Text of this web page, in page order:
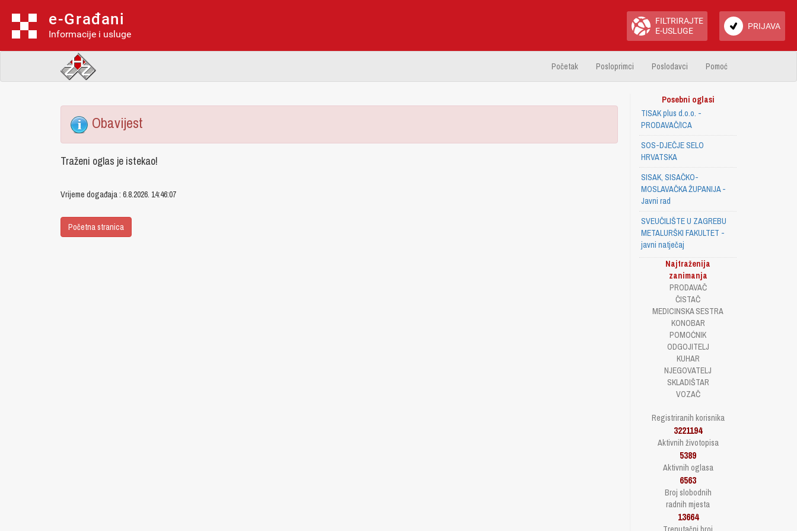
e-Građani
Informacije i usluge
FILTRIRAJTE
E-USLUGE
PRIJAVA
Početak Posloprimci Poslodavci Pomoć
Obavijest
Traženi oglas je istekao!
Vrijeme događaja : 6.8.2026. 14:46:07
Početna stranica
Posebni oglasi
TISAK plus d.o.o. -
PRODAVAČ/ICA
SOS-DJEČJE SELO
HRVATSKA
SISAK, SISAČKO-
MOSLAVAČKA ŽUPANIJA -
Javni rad
SVEUČILIŠTE U ZAGREBU
METALURŠKI FAKULTET -
javni natječaj
Najtraženija
zanimanja
PRODAVAČ
ČISTAČ
MEDICINSKA SESTRA
KONOBAR
POMOĆNIK
ODGOJITELJ
KUHAR
NJEGOVATELJ
SKLADIŠTAR
VOZAČ
Registriranih korisnika
3221194
Aktivnih životopisa
5389
Aktivnih oglasa
6563
Broj slobodnih
radnih mjesta
13664